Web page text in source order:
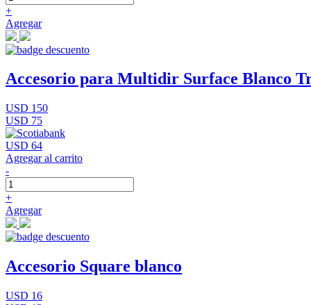
+
Agregar
Accesorio para Multidir Surface Blanco
USD 150
USD 75
USD 64
Agregar al carrito
-
+
Agregar
Accesorio Square blanco
USD 16